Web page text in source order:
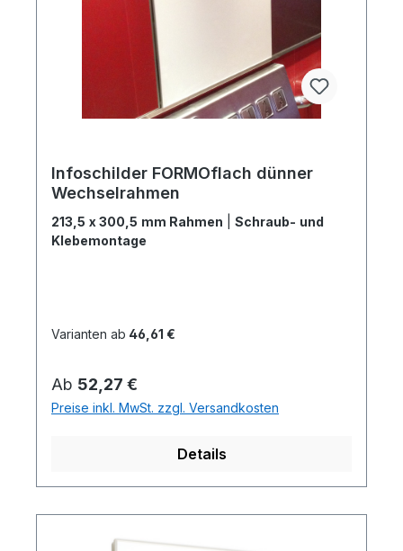
Infoschilder FORMOflach dünner
Wechselrahmen
213,5 x 300,5 mm Rahmen
Schraub- und
Klebemontage
Varianten ab 46,61 €
Regulärer Preis:
Ab 52,27 €
Preise inkl. MwSt. zzgl. Versandkosten
Details